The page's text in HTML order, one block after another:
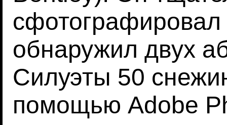
обнаружил двух
Силуэты 50
помощью Adobe